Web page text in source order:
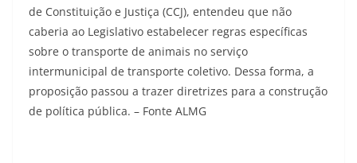
de Constituição e Justiça (CCJ), entendeu que não
caberia ao Legislativo estabelecer regras específicas
sobre o transporte de animais no serviço
intermunicipal de transporte coletivo. Dessa forma, a
proposição passou a trazer diretrizes para a construção
de política pública. – Fonte ALMG